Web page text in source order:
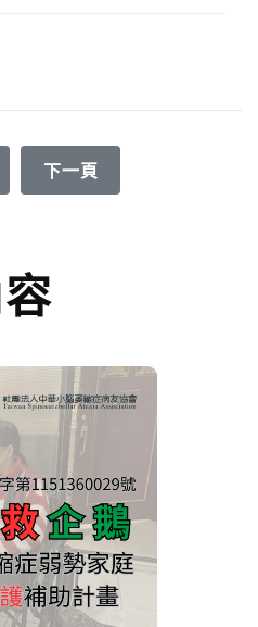
章: 2020年9972救助照護計畫
下一篇文章: 9972救助照
下一頁